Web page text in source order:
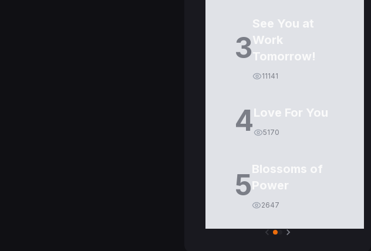
3
See You at
Work
Tomorrow!
11141
4Love For You
5170
5Blossoms of
Power
2647